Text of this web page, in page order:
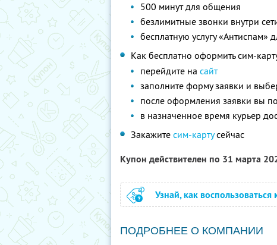
500 минут для общения
безлимитные звонки внутри
бесплатную услугу «Антиспам»
Как бесплатно оформить сим-
перейдите на сайт
заполните форму заявки и
после оформления заявки вы
в назначенное время курьер
Закажите сим-картусейчас
Купон действителен по 31 марта
Узнай, как
ПОДРОБНЕЕ О КОМПАНИИ